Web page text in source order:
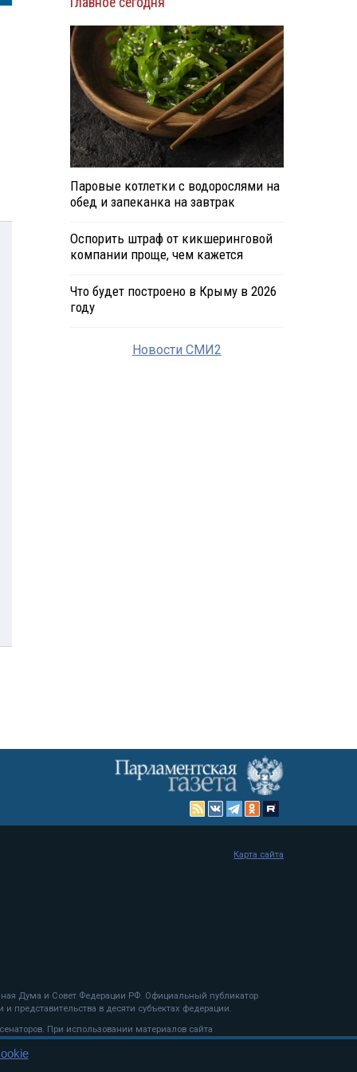
Паровые котлетки с водорослями на
обед и запеканка на завтрак
Оспорить штраф от кикшеринговой
компании проще, чем кажется
Что будет построено в Крыму в 2026
году
Новости СМИ2
Дума и Совет Федерации РФ. Официальный публикатор
представительства в десяти субъектах федерации.
При использовании материалов сайта
Карта сайта